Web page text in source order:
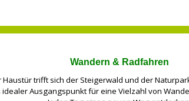
Wandern & Radfahren
Haustür trifft sich der Steigerwald und der
Ausgangspunkt für eine Vielzahl von